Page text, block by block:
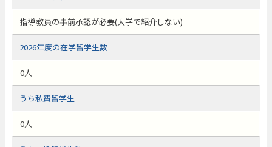
指導教員の事前承認が必要(大学で紹介しない)
2026年度の在学留学生数
0人
うち私費留学生
0人